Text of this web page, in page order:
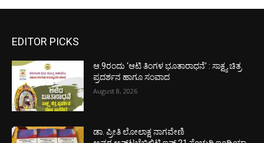
EDITOR PICKS
ಆ.9ರಂದು ‘ಆಟಿ ತಿಂಗಳ ಭೂತಾರಾಧನೆ’ : ಸಾಕ್ಷ್ಯ ಚಿತ್ರ
ಪ್ರದರ್ಶನ ಹಾಗೂ ಸಂವಾದ
August 8, 2026
ಡಾ. ಪ್ರೀತಿ ಲೋಲಾಕ್ಷ ನಾಗವೇಣಿ